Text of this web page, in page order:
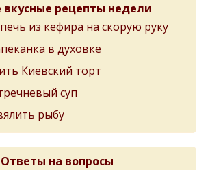
рецепты недели
из кефира на скорую руку
в духовке
Киевский торт
суп
рыбу
Ответы на вопросы